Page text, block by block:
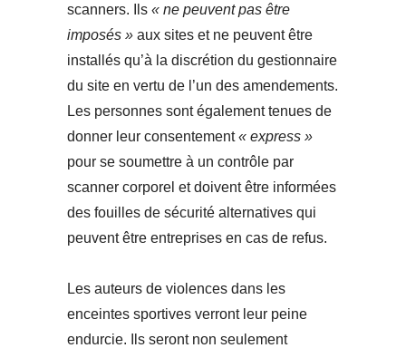
scanners. Ils « ne peuvent pas être
imposés » aux sites et ne peuvent être
installés qu’à la discrétion du gestionnaire
du site en vertu de l’un des amendements.
Les personnes sont également tenues de
donner leur consentement« express »
pour se soumettre à un contrôle par
scanner corporel et doivent être informées
des fouilles de sécurité alternatives qui
peuvent être entreprises en cas de refus.
Les auteurs de violences dans les
enceintes sportives verront leur peine
endurcie. Ils seront non seulement